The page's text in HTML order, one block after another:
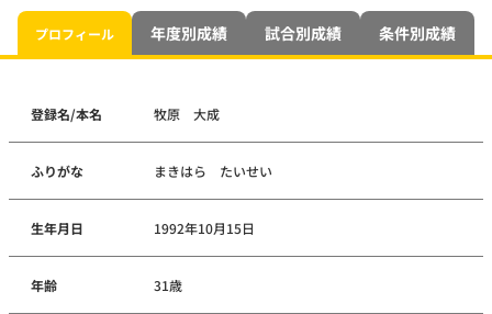
プロフィール 年度別成績 試合別成績 条件別成績
登録名/本名 牧原 大成
ふりがな まきはら たいせい
生年月日 1992年10月15日
年齢 31歳